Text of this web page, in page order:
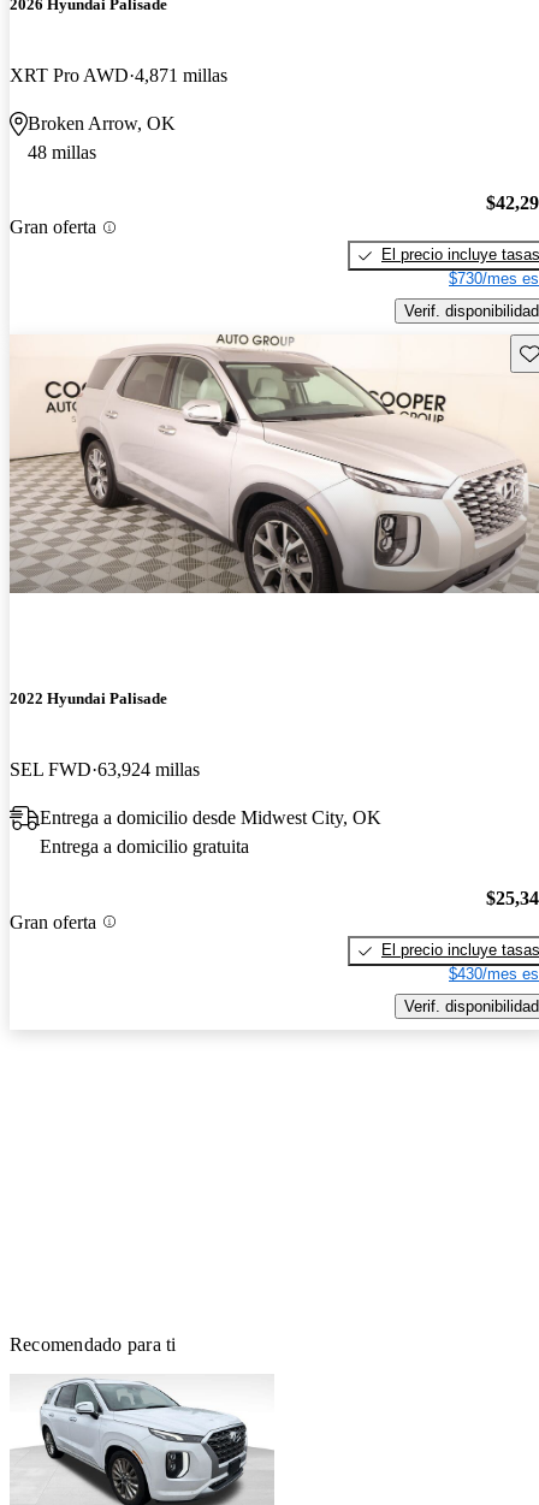
2026 Hyundai Palisade
XRT Pro AWD 4,871 millas
Broken Arrow, OK
48 millas
Gran oferta
El precio incluye tasas
$730/mes
Verif. disponibilidad
2022 Hyundai Palisade
SEL FWD 63,924 millas
Entrega a domicilio desde Midwest City, OK
Entrega a domicilio gratuita
Gran oferta
El precio incluye tasas
$430/mes
Verif. disponibilidad
Recomendado para ti